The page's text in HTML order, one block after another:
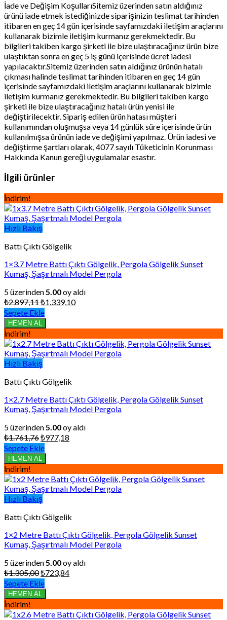
İade ve Değişim KoşullarıSitemiz üzerinden satın aldığınız
ürünü iade etmek istediğinizde siparişinizin teslimat tarihinden
itibaren en geç 14 gün içerisinde sayfamızdaki iletişim araçlarını
kullanarak bizimle iletişim kurmanız gerekmektedir. Bu
bilgileri takiben kargo şirketi ile bize ulaştıracağınız ürün bize
ulaştıktan sonra en geç 5 iş günü içerisinde ücret iadesi
yapılacaktır.Sitemiz üzerinden satın aldığınız ürünün hatalı
çıkması halinde teslimat tarihinden itibaren en geç 14 gün
içerisinde sayfamızdaki iletişim araçlarını kullanarak bizimle
iletişim kurmanız gerekmektedir. Bu bilgileri takiben kargo
şirketi ile bize ulaştıracağınız hatalı ürün yenisi ile
değiştirilecektir. Sipariş edilen ürün hatası müşteri
kullanımından oluşmuşsa veya 14 günlük süre içerisinde ürün
kullanılmışsa ürünün iade ve değişimi yapılmaz. Ürün iadesi ve
değiştirme şartları olarak, 4077 sayılı Tüketicinin Korunması
Hakkında Kanun gereği uygulamalar esastır.
İlgili ürünler
İndirim!
Hızlı Bakış
Battı Çıktı Gölgelik
1×3.7 Metre Battı Çıktı Gölgelik, Pergola Gölgelik Sunset
Kumaş, Şaşırtmalı Model Pergola
5 üzerinden 5.00oy aldı
₺2.897,11Orijinal
fiyat:
₺2.897,11.
₺1.339,10Şu
₺1.339,10.
Sepete Ekle
HEMEN AL
İndirim!
Hızlı Bakış
Battı Çıktı Gölgelik
1×2.7 Metre Battı Çıktı Gölgelik, Pergola Gölgelik Sunset
Kumaş, Şaşırtmalı Model Pergola
5 üzerinden 5.00oy aldı
₺1.761,76Orijinal
fiyat:
₺1.761,76.
₺977,18
₺977,18.
Sepete Ekle
HEMEN AL
İndirim!
Hızlı Bakış
Battı Çıktı Gölgelik
1×2 Metre Battı Çıktı Gölgelik, Pergola Gölgelik Sunset
Kumaş, Şaşırtmalı Model Pergola
5 üzerinden 5.00oy aldı
₺1.305,00Orijinal
fiyat:
₺1.305,00.
₺723,84
₺723,84.
Sepete Ekle
HEMEN AL
İndirim!